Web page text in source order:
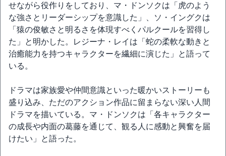
せながら役作りをしており、マ・ドンソクは「虎のよう
な強さとリーダーシップを意識した」、ソ・イングクは
「猿の俊敏さと明るさを体現すべくパルクールを習得し
た」と明かした。レジーナ・レイは「蛇の柔軟な動きと
治癒能力を持つキャラクターを繊細に演じた」と語って
いる。
ドラマは家族愛や仲間意識といった暖かいストーリーも
盛り込み、ただのアクション作品に留まらない深い人間
ドラマを描いている。マ・ドンソクは「各キャラクター
の成長や内面の葛藤を通じて、観る人に感動と興奮を届
けたい」と語った。